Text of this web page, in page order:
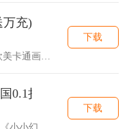
万充)
下载
0.1折)
下载